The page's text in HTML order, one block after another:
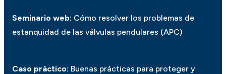
Seminario web: Cómo resolver los problemas de
estanquidad de las válvulas pendulares (APC)
Caso práctico: Buenas prácticas para proteger y